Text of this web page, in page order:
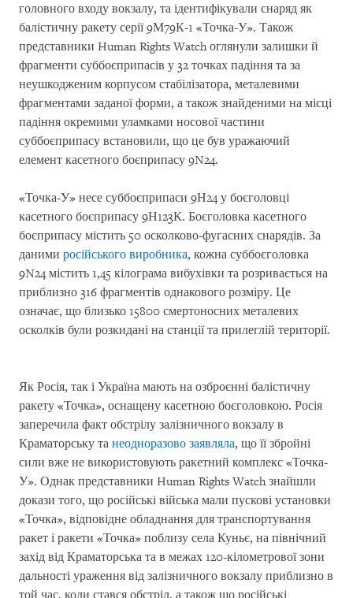
головного входу вокзалу, та ідентифікували снаряд як
балістичну ракету серії 9М79К-1 «Точка-У». Також
представники Human Rights Watch оглянули залишки й
фрагменти суббоєприпасів у 32 точках падіння та за
неушкодженим корпусом стабілізатора, металевими
фрагментами заданої форми, а також знайденими на місці
падіння окремими уламками носової частини
суббоєприпасу встановили, що це був уражаючий
елемент касетного боєприпасу 9N24.
«Точка-У» несе суббоєприпаси 9Н24 у боєголовці
касетного боєприпасу 9Н123К. Боєголовка касетного
боєприпасу містить 50 осколково-фугасних снарядів. За
даними російського виробника, кожна суббоєголовка
9N24 містить 1,45 кілограма вибухівки та розривається на
приблизно 316 фрагментів однакового розміру. Це
означає, що близько 15800 смертоносних металевих
осколків були розкидані на станції та прилеглій території.
Як Росія, так і Україна мають на озброєнні балістичну
ракету «Точка», оснащену касетною боєголовкою. Росія
заперечила факт обстрілу залізничного вокзалу в
Краматорську та неодноразово заявляла, що її збройні
сили вже не використовують ракетний комплекс «Точка-
У». Однак представники Human Rights Watch знайшли
докази того, що російські війська мали пускові установки
«Точка», відповідне обладнання для транспортування
ракет і ракети «Точка» поблизу села Куньє, на північний
захід від Краматорська та в межах 120-кілометрової зони
дальності ураження від залізничного вокзалу приблизно в
той час, коли стався обстріл, а також що російські